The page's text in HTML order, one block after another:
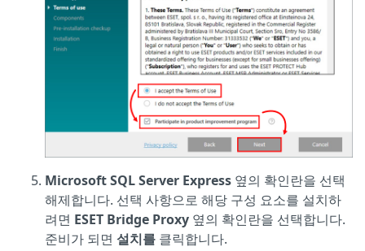
Microsoft SQL Server Express 옆의 확인란을 선택
해제합니다. 선택 사항으로 해당 구성 요소를 설치하
려면 ESET Bridge Proxy 옆의 확인란을 선택합니다.
준비가 되면 설치를 클릭합니다.